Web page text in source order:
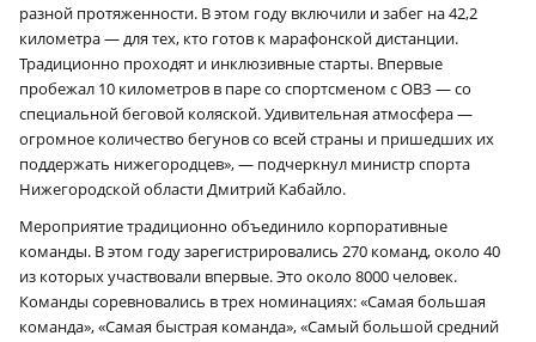
разной протяженности. В этом году включили и забег на 42,2
километра — для тех, кто готов к марафонской дистанции.
Традиционно проходят и инклюзивные старты. Впервые
пробежал 10 километров в паре со спортсменом с ОВЗ — со
специальной беговой коляской. Удивительная атмосфера —
огромное количество бегунов со всей страны и пришедших их
поддержать нижегородцев», — подчеркнул министр спорта
Нижегородской области Дмитрий Кабайло.
Мероприятие традиционно объединило корпоративные
команды. В этом году зарегистрировались 270 команд, около 40
из которых участвовали впервые. Это около 8000 человек.
Команды соревновались в трех номинациях: «Самая большая
команда», «Самая быстрая команда», «Самый большой средний